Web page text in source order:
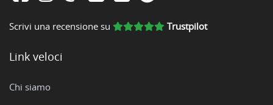
Scrivi una recensione su Trustpilot
Link veloci
Chi siamo